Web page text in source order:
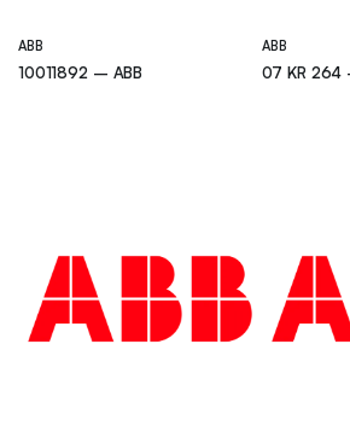
ABB
10011892 – ABB
ABB
07 KR 264